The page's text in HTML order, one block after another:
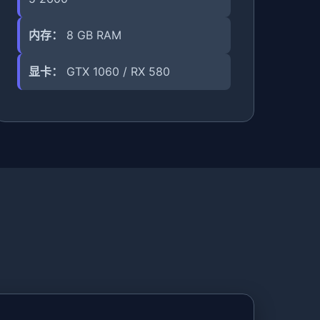
内存： 8 GB RAM
显卡： GTX 1060 / RX 580